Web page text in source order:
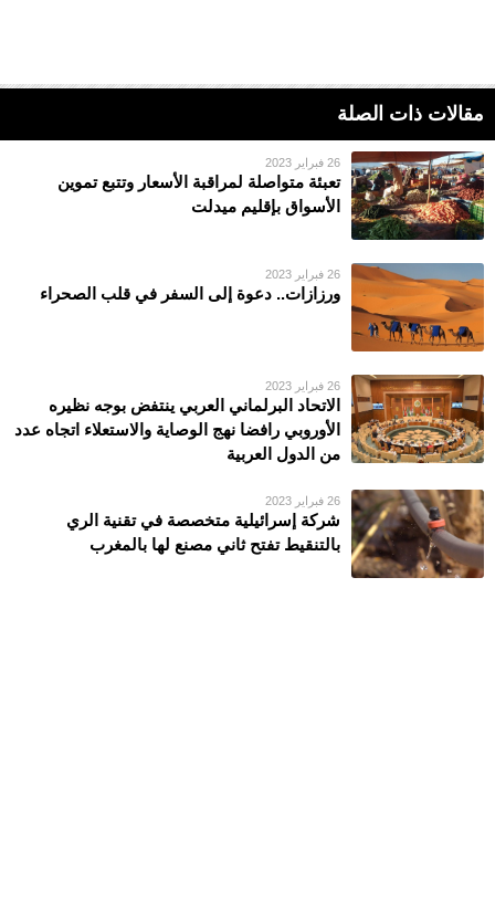
مقالات ذات الصلة
26 فبراير 2023
تعبئة متواصلة لمراقبة الأسعار وتتبع تموين
الأسواق بإقليم ميدلت
26 فبراير 2023
ورزازات.. دعوة إلى السفر في قلب الصحراء
26 فبراير 2023
الاتحاد البرلماني العربي ينتفض بوجه نظيره
الأوروبي رافضا نهج الوصاية والاستعلاء اتجاه عدد
من الدول العربية
26 فبراير 2023
شركة إسرائيلية متخصصة في تقنية الري
بالتنقيط تفتح ثاني مصنع لها بالمغرب